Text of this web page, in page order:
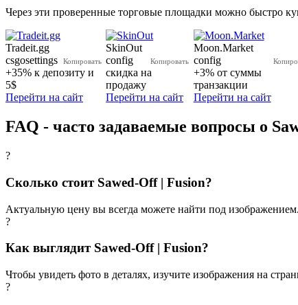
Через эти проверенные торговые площадки можно быстро
Tradeit.gg
csgosettings
+35% к депозиту и
5$
Перейти на сайт
SkinOut
config
скидка на
продажу
Перейти на сайт
Moon.Market
config
+3% от суммы
транзакции
Перейти на сайт
FAQ - часто задаваемые вопросы о
?
Сколько стоит Sawed-Off | Fusion?
Актуальную цену вы всегда можете найти под изображением.
?
Как выглядит Sawed-Off | Fusion?
Чтобы увидеть фото в деталях, изучите изображения на
?